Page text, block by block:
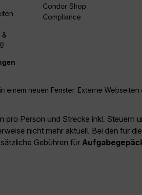
Condor Shop
Compliance
einem neuen Fenster. Externe
pro Person und Strecke inkl. Steuern
nicht mehr aktuell. Bei den für
Gebühren für